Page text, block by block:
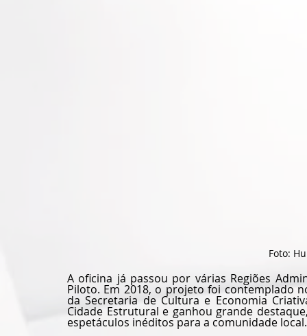
Foto:
A oficina já passou por várias Regiões
Piloto. Em 2018, o projeto foi contemplado
da Secretaria de Cultura e Economia
Cidade Estrutural e ganhou grande
espetáculos inéditos para a comunidade local.